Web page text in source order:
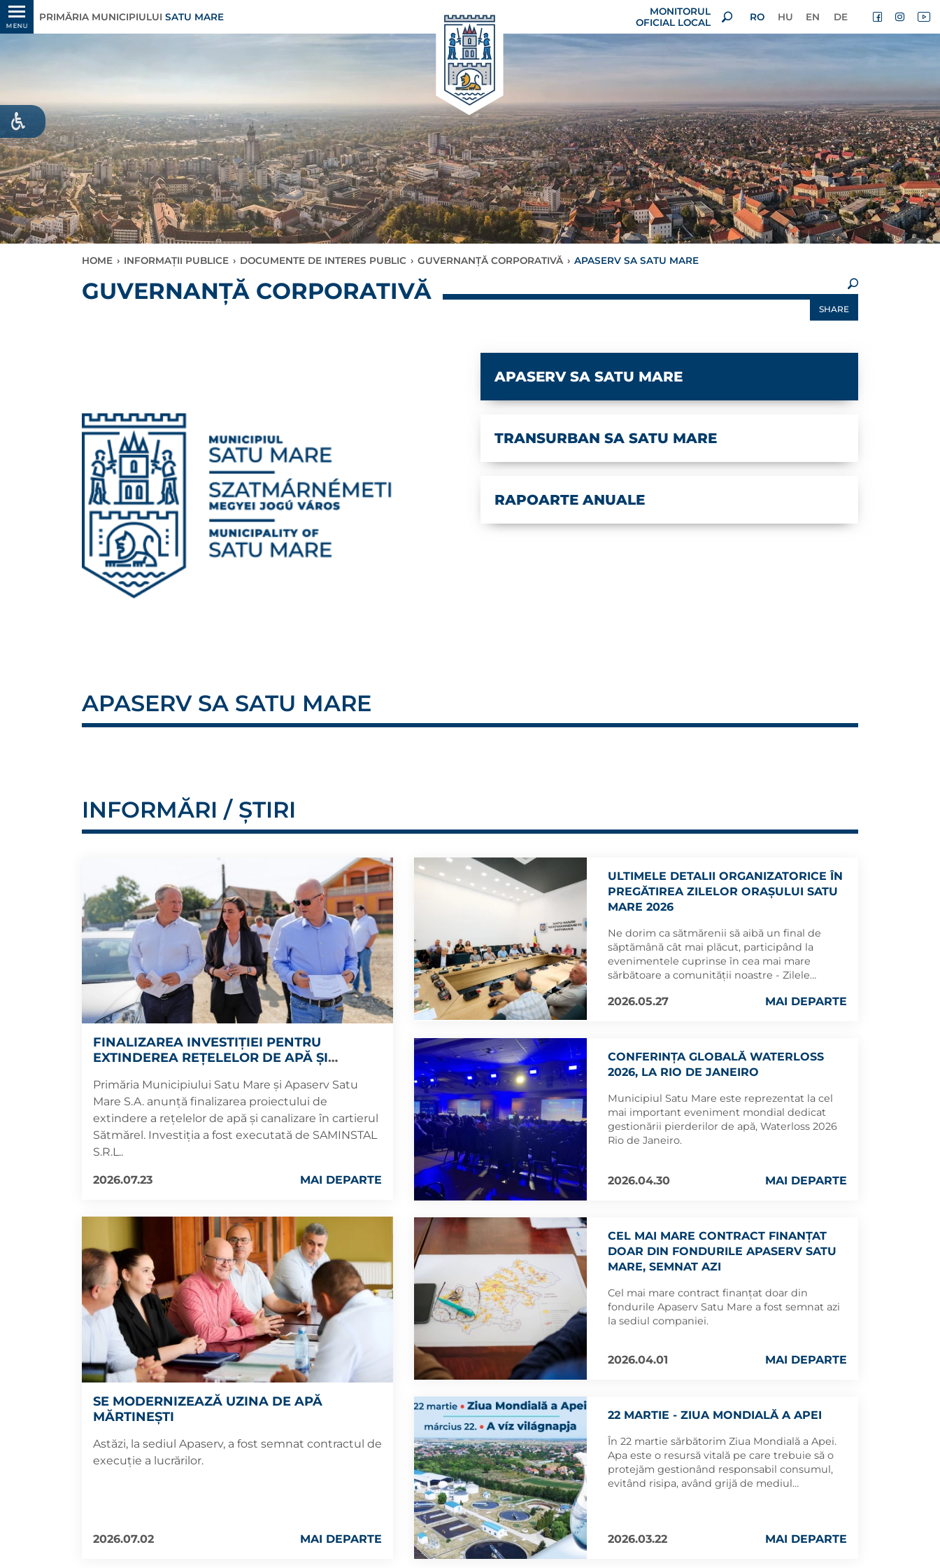
MENU
PRIMĂRIA MUNICIPIULUI SATU MARE
MONITORUL
OFICIAL LOCAL
RO HU EN DE
HOME › INFORMAȚII PUBLICE › DOCUMENTE DE INTERES PUBLIC › GUVERNANȚĂ CORPORATIVĂ › APASERV SA SATU MARE
GUVERNANȚĂ CORPORATIVĂ
SHARE
APASERV SA SATU MARE
TRANSURBAN SA SATU MARE
RAPOARTE ANUALE
APASERV SA SATU MARE
INFORMĂRI / ȘTIRI
FINALIZAREA INVESTIȚIEI PENTRU
EXTINDEREA REȚELELOR DE APĂ ȘI
Primăria Municipiului Satu Mare și Apaserv Satu
Mare S.A. anunță finalizarea proiectului de
extindere a rețelelor de apă și canalizare în cartierul
Sătmărel. Investiția a fost executată de SAMINSTAL
S.R.L..
2026.07.23 MAI DEPARTE
SE MODERNIZEAZĂ UZINA DE APĂ
MĂRTINEȘTI
Astăzi, la sediul Apaserv, a fost semnat contractul de
execuție a lucrărilor.
2026.07.02 MAI DEPARTE
ULTIMELE DETALII ORGANIZATORICE ÎN
PREGĂTIREA ZILELOR ORAȘULUI SATU
MARE 2026
Ne dorim ca sătmărenii să aibă un final de
săptămână cât mai plăcut, participând la
evenimentele cuprinse în cea mai mare
sărbătoare a comunității noastre - Zilele
2026.05.27 MAI DEPARTE
CONFERINȚA GLOBALĂ WATERLOSS
2026, LA RIO DE JANEIRO
Municipiul Satu Mare este reprezentat la cel
mai important eveniment mondial dedicat
gestionării pierderilor de apă, Waterloss 2026
Rio de Janeiro.
2026.04.30 MAI DEPARTE
CEL MAI MARE CONTRACT FINANȚAT
DOAR DIN FONDURILE APASERV SATU
MARE, SEMNAT AZI
Cel mai mare contract finanțat doar din
fondurile Apaserv Satu Mare a fost semnat azi
la sediul companiei.
2026.04.01 MAI DEPARTE
22 MARTIE - ZIUA MONDIALĂ A APEI
În 22 martie sărbătorim Ziua Mondială a Apei.
Apa este o resursă vitală pe care trebuie să o
protejăm gestionând responsabil consumul,
evitând risipa, având grijă de mediul
2026.03.22 MAI DEPARTE